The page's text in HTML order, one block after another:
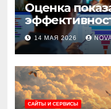
Оценка
при
касания
14 МАЯ 2026
САЙТЫ И СЕРВИСЫ